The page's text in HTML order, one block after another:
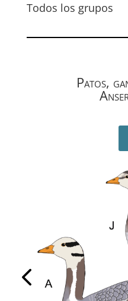
Todos los grupos
Patos,